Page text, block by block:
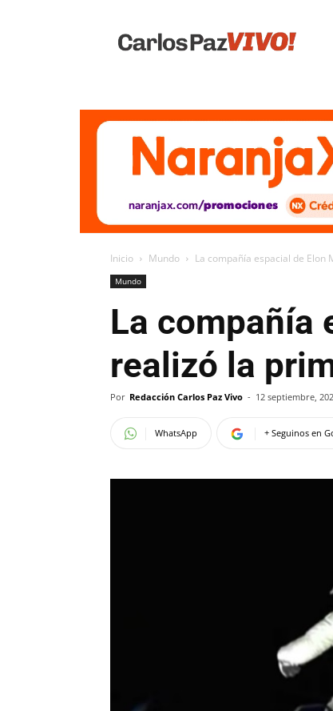
Vivo
Inicio Mundo La compañía espacial de Elon
Mundo
La compañía
realizó la
Por Redacción Carlos Paz Vivo - 12 septiembre,
WhatsApp + Seguinos en